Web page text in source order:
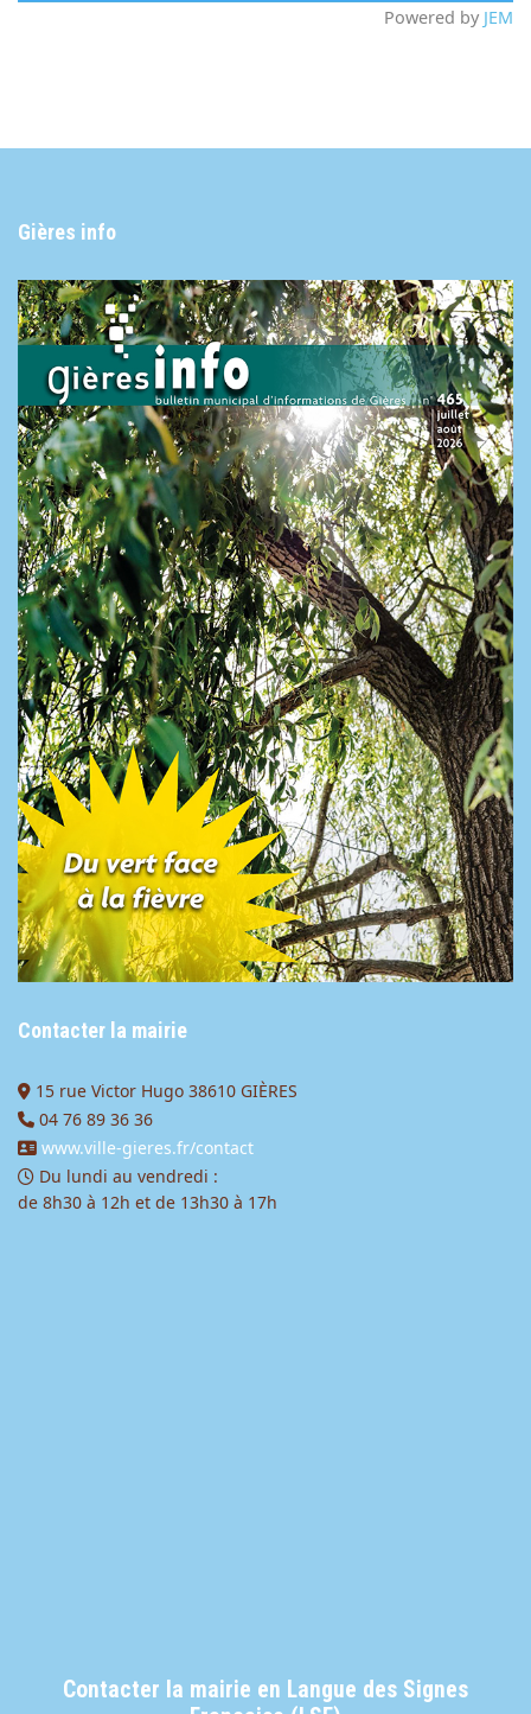
Powered by JEM
Gières info
Contacter la mairie
15 rue Victor Hugo 38610 GIÈRES
04 76 89 36 36
www.ville-gieres.fr/contact
Du lundi au vendredi :
de 8h30 à 12h et de 13h30 à 17h
Contacter la mairie en Langue des Signes